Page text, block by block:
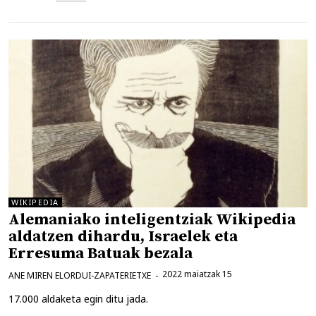
WIKIPEDIA
Alemaniako inteligentziak Wikipedia
aldatzen dihardu, Israelek eta
Erresuma Batuak bezala
2022 maiatzak 15
ANE MIREN ELORDUI-ZAPATERIETXE
17.000 aldaketa egin ditu jada.